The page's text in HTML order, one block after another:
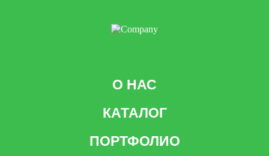
О НАС
КАТАЛОГ
ПОРТФОЛИО